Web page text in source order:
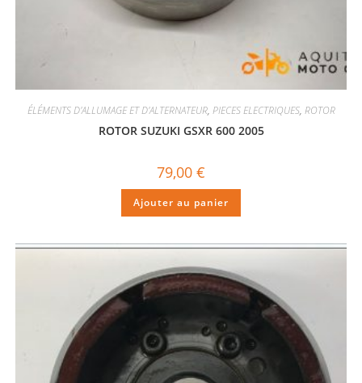
ÉLÉMENTS D'ALLUMAGE ET D'ALTERNATEUR, PIECES ELECTRIQUES, ROTOR
ROTOR SUZUKI GSXR 600 2005
79,00 €
Ajouter au panier